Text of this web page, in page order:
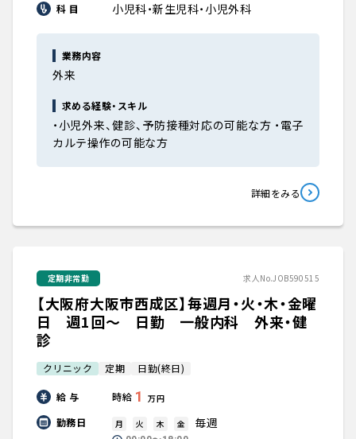
科 目
小児科・新生児科・小児外科
業務内容
外来
求める経験・スキル
・小児外来、健診、予防接種対応の可能な方 ・電子
カルテ操作の可能な方
詳細をみる
定期非常勤 求人No.JOB590515
【大阪府大阪市西成区】毎週月・火・木・金曜
日 週1回～ 日勤 一般内科 外来・健
診
クリニック 定期 日勤(終日)
給 与 時給 1 万円
勤務日 月 火 木 金 毎週